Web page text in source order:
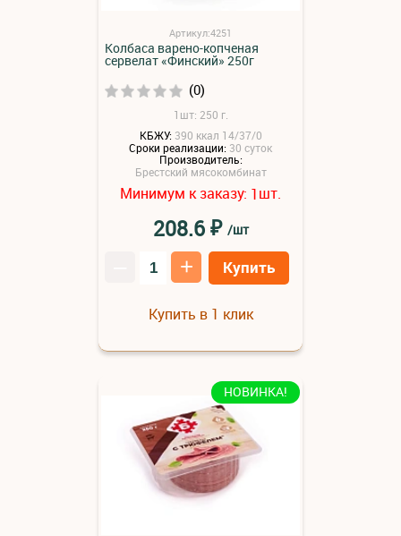
Артикул:4251
Колбаса варено-копченая
сервелат «Финский» 250г
(0)
1шт: 250 г.
КБЖУ: 390 ккал 14/37/0
Сроки реализации: 30 суток
Производитель:
Брестский мясокомбинат
Минимум к заказу: 1шт.
208.6₽ /шт
+ Купить
Купить в 1 клик
НОВИНКА!